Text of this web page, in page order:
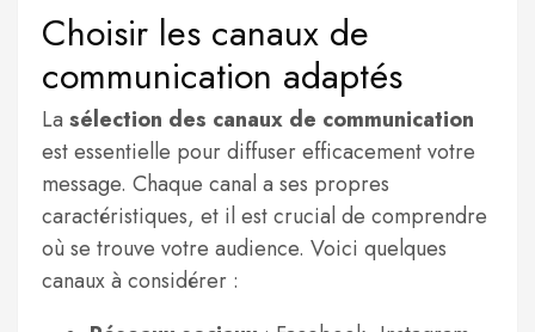
Choisir les canaux de
communication adaptés
La sélection des canaux de communication
est essentielle pour diffuser efficacement votre
message. Chaque canal a ses propres
caractéristiques, et il est crucial de comprendre
où se trouve votre audience. Voici quelques
canaux à considérer :